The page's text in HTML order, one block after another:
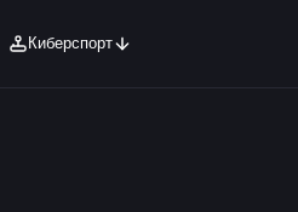
Киберспорт